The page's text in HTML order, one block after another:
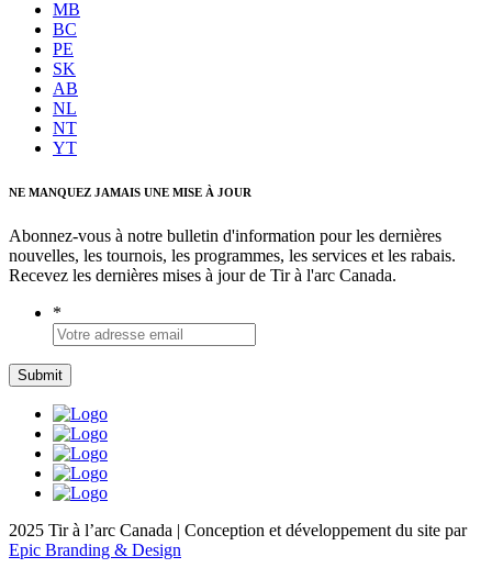
MB
BC
PE
SK
AB
NL
NT
YT
NE MANQUEZ JAMAIS UNE MISE À JOUR
Abonnez-vous à notre bulletin d'information pour les dernières
nouvelles, les tournois, les programmes, les services et les rabais.
Recevez les dernières mises à jour de Tir à l'arc Canada.
*
2025 Tir à l’arc Canada | Conception et développement du site par
Epic Branding & Design